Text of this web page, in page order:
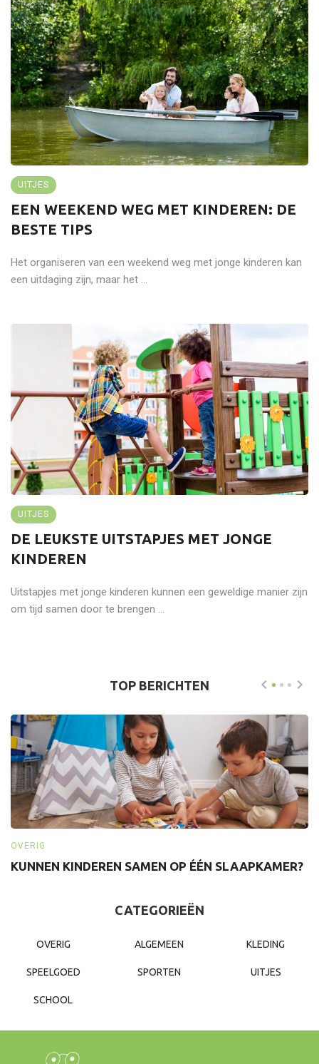
UITJES
EEN WEEKEND WEG MET KINDEREN: DE
BESTE TIPS
Het organiseren van een weekend weg met jonge kinderen kan
een uitdaging zijn, maar het ...
UITJES
DE LEUKSTE UITSTAPJES MET JONGE
KINDEREN
Uitstapjes met jonge kinderen kunnen een geweldige manier zijn
om tijd samen door te brengen ...
TOP BERICHTEN
OVERIG
KUNNEN KINDEREN SAMEN OP ÉÉN SLAAPKAMER?
CATEGORIEËN
OVERIG ALGEMEEN KLEDING
SPEELGOED SPORTEN UITJES
SCHOOL